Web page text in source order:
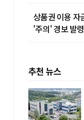
상품권 이용
'주의' 경보 발령
추천 뉴스